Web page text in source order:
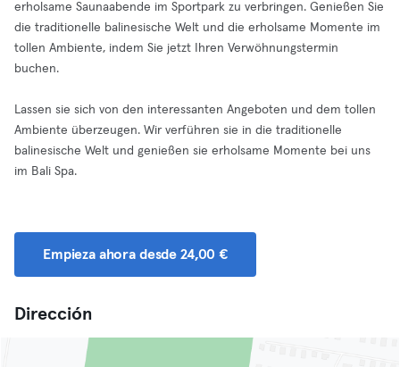
erholsame Saunaabende im Sportpark zu verbringen. Genießen Sie
die traditionelle balinesische Welt und die erholsame Momente im
tollen Ambiente, indem Sie jetzt Ihren Verwöhnungstermin
buchen.
Lassen sie sich von den interessanten Angeboten und dem tollen
Ambiente überzeugen. Wir verführen sie in die traditionelle
balinesische Welt und genießen sie erholsame Momente bei uns
im Bali Spa.
Empieza ahora desde 24,00 €
Dirección